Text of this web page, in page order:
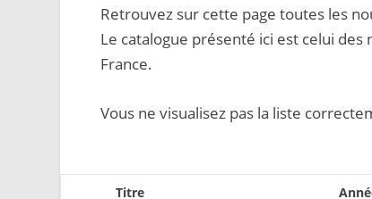
Retrouvez sur cette page toutes les
Le catalogue présenté ici est celui
France.
Vous ne visualisez pas la liste
Titre